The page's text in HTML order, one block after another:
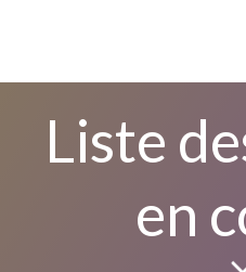
Liste
en